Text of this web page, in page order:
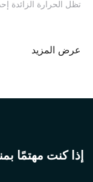
إذا كنت مهتمًا